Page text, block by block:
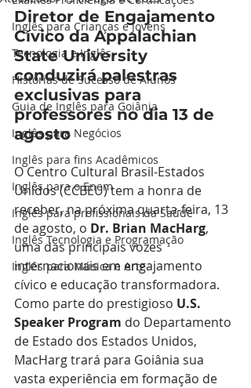
Inglês para Crianças e Jovens
Tecnologia e Inglês
Histórias de Sucesso de Alunos
Guia de Inglês para Goiânia
Inglês para Negócios
Inglês para fins Acadêmicos
Inglês para o Enem
Inglês para profissionais da Saúde
Inglês Tecnologia e Programação
Inglês para Música e Arte
Diretor de Engajamento
Cívico da Appalachian
State University
conduzirá palestras
exclusivas para
professores no dia 13 de
agosto
O Centro Cultural Brasil-Estados
Unidos (CCBEU) tem a honra de
receber, na próxima quarta-feira, 13
de agosto, o Dr. Brian MacHarg,
uma das principais vozes
internacionais em engajamento
cívico e educação transformadora.
Como parte do prestigioso U.S.
Speaker Program do Departamento
de Estado dos Estados Unidos,
MacHarg trará para Goiânia sua
vasta experiência em formação de